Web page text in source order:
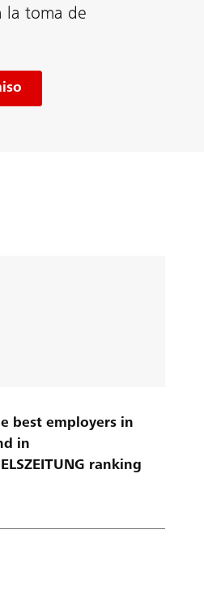
la toma de
best employers in
in
ranking